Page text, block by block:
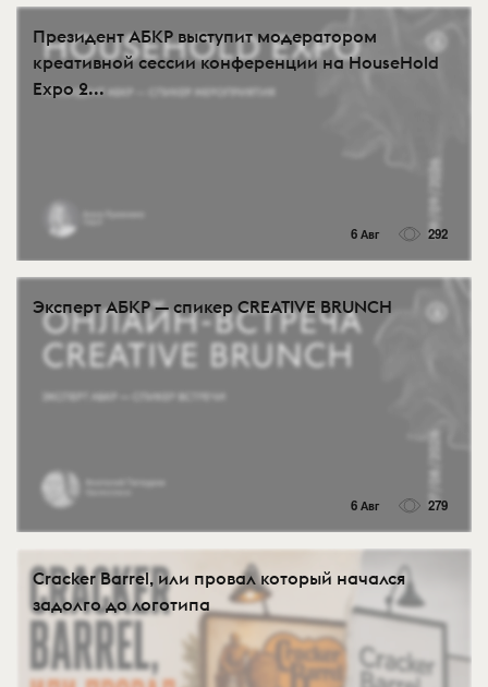
Президент АБКР выступит модератором
креативной сессии конференции на HouseHold
Expo 2...
6 Авг 292
Эксперт АБКР — спикер CREATIVE BRUNCH
6 Авг 279
Cracker Barrel, или провал который начался
задолго до логотипа